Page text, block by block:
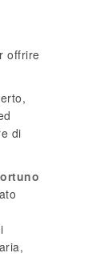
offrire
di